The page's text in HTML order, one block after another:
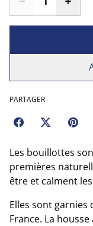
PARTAGER
Les bouillottes
premières
être et calment
Elles sont garnies
France. La